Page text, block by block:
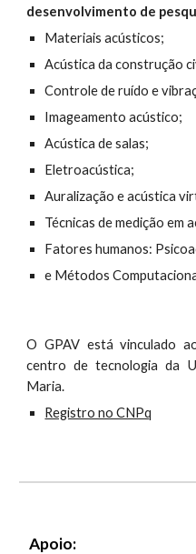
desenvolvimento de
Materiais acústicos;
Acústica da construção
Controle de ruído e
Imageamento acústico;
Acústica de salas;
Eletroacústica;
Auralização e acústica
Técnicas de medição em
Fatores humanos:
e Métodos
O GPAV está vinculado
centro de tecnologia da
Maria.
Registro no CNPq
Apoio: